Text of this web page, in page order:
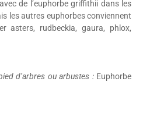
de l’euphorbe griffithii dans les
les autres euphorbes conviennent
asters, rudbeckia, gaura, phlox,
d’arbres ou arbustes :Euphorbe